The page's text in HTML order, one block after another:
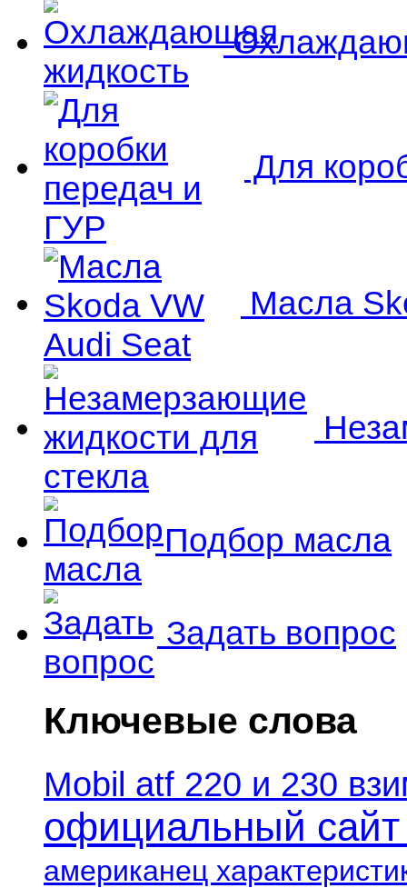
Для
Масла
Подбор масла
Задать вопрос
Ключевые слова
Mobil atf 220 и 230
официальный сайт
американец